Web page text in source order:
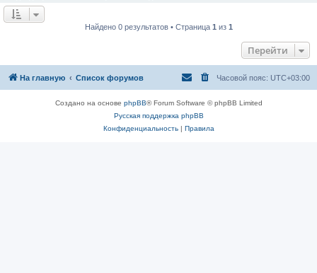
Найдено 0 результатов • Страница 1 из 1
Перейти
На главную Список форумов Часовой пояс: UTC+03:00
Создано на основе phpBB® Forum Software © phpBB Limited
Русская поддержка phpBB
Конфиденциальность| Правила